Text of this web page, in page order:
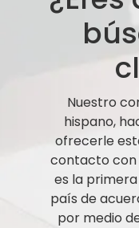
Nuestro
hispano,
ofrecerle
contacto con
es la
país de
por medio